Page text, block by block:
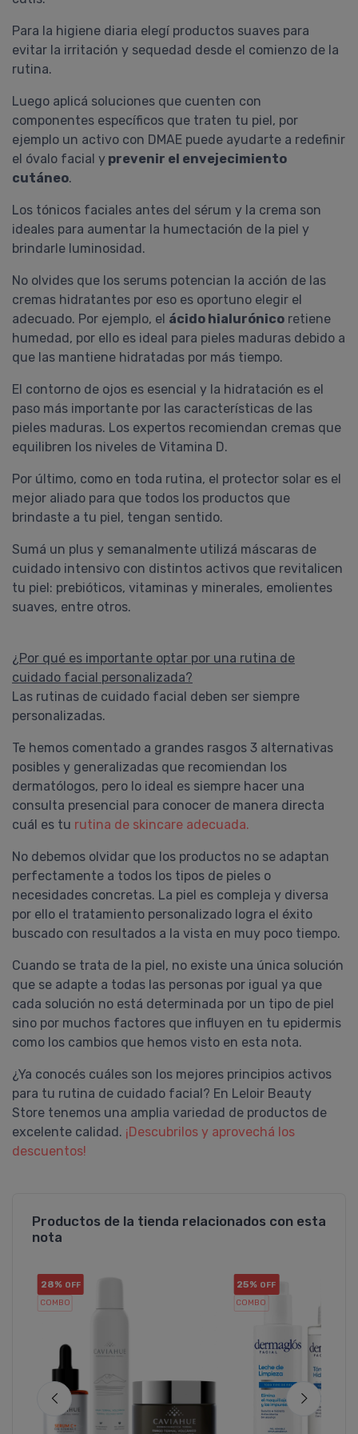
Para la higiene diaria elegí productos suaves para
evitar la irritación y sequedad desde el comienzo de la
rutina.
Luego aplicá soluciones que cuenten con
componentes específicos que traten tu piel, por
ejemplo un activo con DMAE puede ayudarte a redefinir
el óvalo facial y prevenir el envejecimiento
cutáneo.
Los tónicos faciales antes del sérum y la crema son
ideales para aumentar la humectación de la piel y
brindarle luminosidad.
No olvides que los serums potencian la acción de las
cremas hidratantes por eso es oportuno elegir el
adecuado. Por ejemplo, el ácido hialurónico retiene
humedad, por ello es ideal para pieles maduras debido a
que las mantiene hidratadas por más tiempo.
El contorno de ojos es esencial y la hidratación es el
paso más importante por las características de las
pieles maduras. Los expertos recomiendan cremas que
equilibren los niveles de Vitamina D.
Por último, como en toda rutina, el protector solar es el
mejor aliado para que todos los productos que
brindaste a tu piel, tengan sentido.
Sumá un plus y semanalmente utilizá máscaras de
cuidado intensivo con distintos activos que revitalicen
tu piel: prebióticos, vitaminas y minerales, emolientes
suaves, entre otros.
¿Por qué es importante optar por una rutina de
cuidado facial personalizada?
Las rutinas de cuidado facial deben ser siempre
personalizadas.
Te hemos comentado a grandes rasgos 3 alternativas
posibles y generalizadas que recomiendan los
dermatólogos, pero lo ideal es siempre hacer una
consulta presencial para conocer de manera directa
cuál es tu rutina de skincare adecuada.
No debemos olvidar que los productos no se adaptan
perfectamente a todos los tipos de pieles o
necesidades concretas. La piel es compleja y diversa
por ello el tratamiento personalizado logra el éxito
buscado con resultados a la vista en muy poco tiempo.
Cuando se trata de la piel, no existe una única solución
que se adapte a todas las personas por igual ya que
cada solución no está determinada por un tipo de piel
sino por muchos factores que influyen en tu epidermis
como los cambios que hemos visto en esta nota.
¿Ya conocés cuáles son los mejores principios activos
para tu rutina de cuidado facial? En Leloir Beauty
Store tenemos una amplia variedad de productos de
excelente calidad. ¡Descubrilos y aprovechá los
descuentos!
Productos de la tienda relacionados con esta
nota
28% OFF
COMBO
25% OFF
COMBO